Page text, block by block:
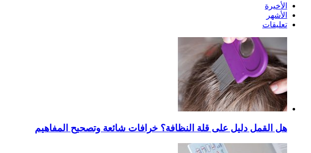
الأخيرة
الأشهر
تعليقات
هل القمل دليل على قلة النظافة؟ خرافات شائعة وتصحيح المفاهيم